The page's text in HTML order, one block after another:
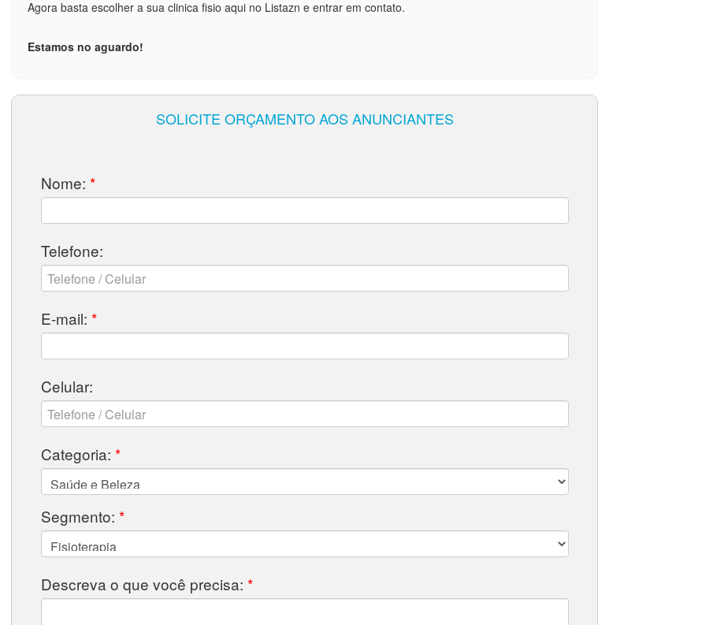
Agora basta escolher a sua clinica fisio aqui no Listazn e entrar em contato.
Estamos no aguardo!